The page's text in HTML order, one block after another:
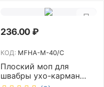
236.00₽
КОД: MFHA-M-40/C
Плоский моп для
швабры ухо-карман